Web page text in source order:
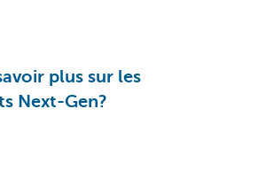
plus sur les
Next-Gen?